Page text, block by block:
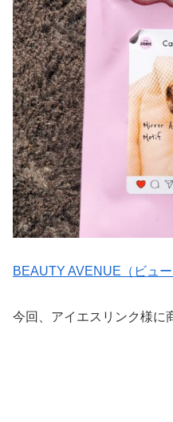
BEAUTY AVENUE（ビュ
今回、アイエスリンク様に